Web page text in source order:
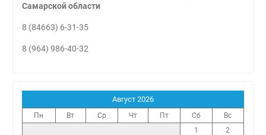
Самарской области
8 (84663) 6-31-35
8 (964) 986-40-32
Август 2026
Пн Вт Ср Чт Пт Сб
Вс
1
2